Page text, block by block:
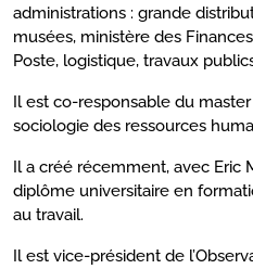
administrations : grande
musées, ministère des
Poste, logistique, travaux
Il est co-responsable du
sociologie des ressources
Il a créé récemment, avec Eric
diplôme universitaire en
au travail.
Il est vice-président de